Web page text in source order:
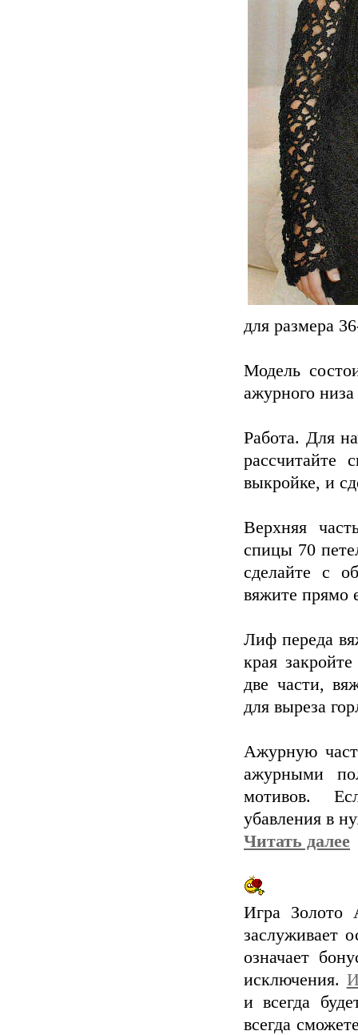
для размера
Модель
ажурного
Работа. Для
рассчитайте
выкройке, и
Верхняя
спицы 70
сделайте с
вяжите прямо
Лиф переда
края
две части,
для выреза
Ажурную
ажурными
мотивов.
убавления в
Читать далее
Игра Золото
заслуживает
означает
исключения.
и всегда
всегда